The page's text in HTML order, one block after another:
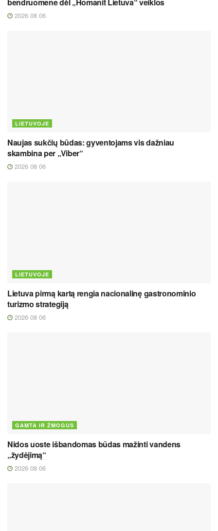
2026 08 06
LIETUVOJE
Naujas sukčių būdas: gyventojams vis dažniau
skambina per „Viber“
2026 08 06
LIETUVOJE
Lietuva pirmą kartą rengia nacionalinę gastronominio
turizmo strategiją
2026 08 06
GAMTA IR ŽMOGUS
Nidos uoste išbandomas būdas mažinti vandens
„žydėjimą“
2026 08 06